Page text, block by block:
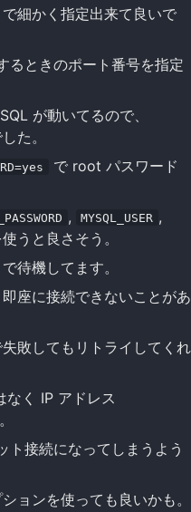
細かく指定出来て良いで
るときのポート番号を指定
が動いてるので、
た。
で root パスワード
, MYSQL_USER ,
うと良さそう。
待機してます。
座に接続できないことがあ
敗してもリトライしてくれ
なく IP アドレス
ト接続になってしまうよう
ョンを使っても良いかも。